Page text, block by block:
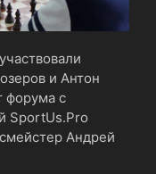
и Антон
форума с
SportUs.Pro
Андрей